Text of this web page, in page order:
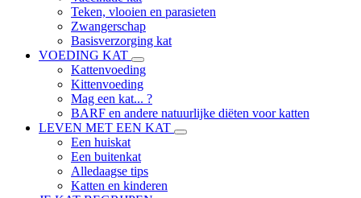
Teken, vlooien en parasieten
Zwangerschap
Basisverzorging kat
VOEDING KAT
Kattenvoeding
Kittenvoeding
Mag een kat... ?
BARF en andere natuurlijke diëten voor katten
LEVEN MET EEN KAT
Een huiskat
Een buitenkat
Alledaagse tips
Katten en kinderen